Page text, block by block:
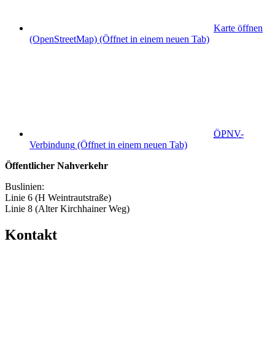
Karte öffnen
(OpenStreetMap) (Öffnet in einem neuen Tab)
ÖPNV-
Verbindung (Öffnet in einem neuen Tab)
Öffentlicher Nahverkehr
Buslinien:
Linie 6 (H Weintrautstraße)
Linie 8 (Alter Kirchhainer Weg)
Kontakt